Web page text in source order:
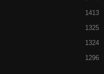
1413
1325
1324
1296